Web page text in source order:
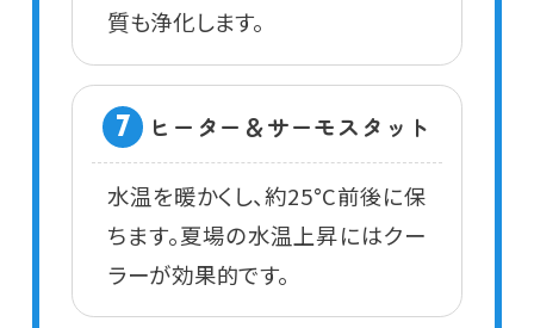
質も浄化します。
7 ヒーター＆サーモスタット
水温を暖かくし、約25°C前後に保
ちます。夏場の水温上昇にはクー
ラーが効果的です。